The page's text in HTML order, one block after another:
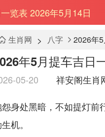
览表 2026年5月14日
生肖网 > 八字 2026年
年5月提车吉日
05-20 祥安阁生肖
身处黑暗，不如提灯前
机。